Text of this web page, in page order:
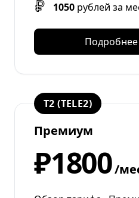
1050 рублей за
T2 (TELE2)
Премиум
₽1800/